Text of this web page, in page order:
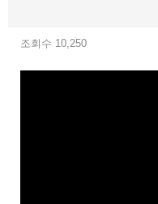
조회수 10,250